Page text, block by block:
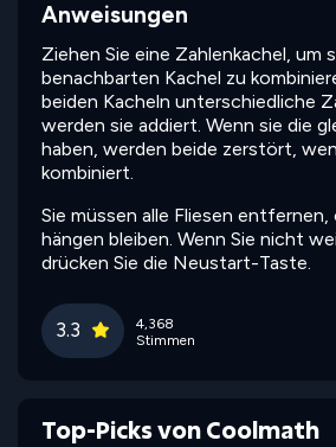
Anweisungen
Ziehen Sie eine Zahlenkachel, um
benachbarten Kachel zu
beiden Kacheln unterschiedliche
werden sie addiert. Wenn sie die
haben, werden beide zerstört,
kombiniert.
Sie müssen alle Fliesen
hängen bleiben. Wenn Sie nicht
drücken Sie die Neustart-Taste.
3.3
4,368
Stimmen
Top-Picks von Coolmath